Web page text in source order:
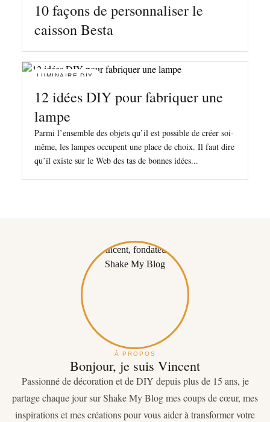
10 façons de personnaliser le
caisson Besta
LUMINAIRE DIY
12 idées DIY pour fabriquer une
lampe
Parmi l’ensemble des objets qu’il est possible de créer soi-
même, les lampes occupent une place de choix. Il faut dire
qu’il existe sur le Web des tas de bonnes idées...
À PROPOS
Bonjour, je suis Vincent
Passionné de décoration et de DIY depuis plus de 15 ans, je
partage chaque jour sur Shake My Blog mes coups de cœur, mes
inspirations et mes créations pour vous aider à transformer votre